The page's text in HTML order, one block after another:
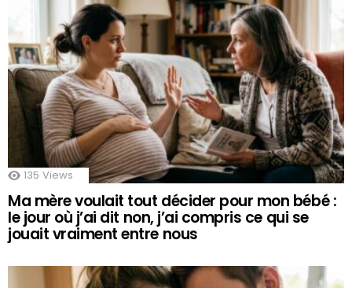
135 Views
Ma mère voulait tout décider pour mon bébé :
le jour où j’ai dit non, j’ai compris ce qui se
jouait vraiment entre nous